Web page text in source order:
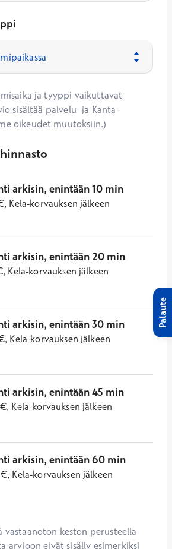
ja tyyppi vaikuttavat
sisältää palvelu- ja Kanta-
oikeudet muutoksiin.)
arkisin, enintään 10 min
, Kela-korvauksen jälkeen
arkisin, enintään 20 min
, Kela-korvauksen jälkeen
arkisin, enintään 30 min
, Kela-korvauksen jälkeen
arkisin, enintään 45 min
€, Kela-korvauksen jälkeen
arkisin, enintään 60 min
€, Kela-korvauksen jälkeen
vastaanoton keston perusteella
arvioon eivät sisälly esimerkiksi
Palaute